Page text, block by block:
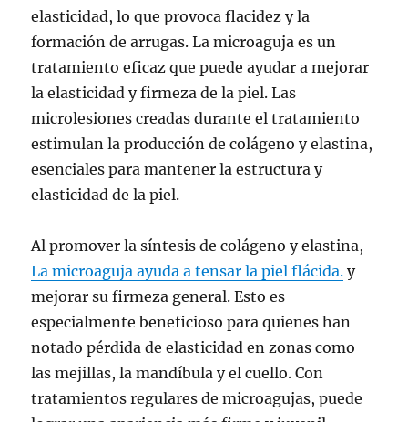
elasticidad, lo que provoca flacidez y la
formación de arrugas. La microaguja es un
tratamiento eficaz que puede ayudar a mejorar
la elasticidad y firmeza de la piel. Las
microlesiones creadas durante el tratamiento
estimulan la producción de colágeno y elastina,
esenciales para mantener la estructura y
elasticidad de la piel.
Al promover la síntesis de colágeno y elastina,
La microaguja ayuda a tensar la piel flácida. y
mejorar su firmeza general. Esto es
especialmente beneficioso para quienes han
notado pérdida de elasticidad en zonas como
las mejillas, la mandíbula y el cuello. Con
tratamientos regulares de microagujas, puede